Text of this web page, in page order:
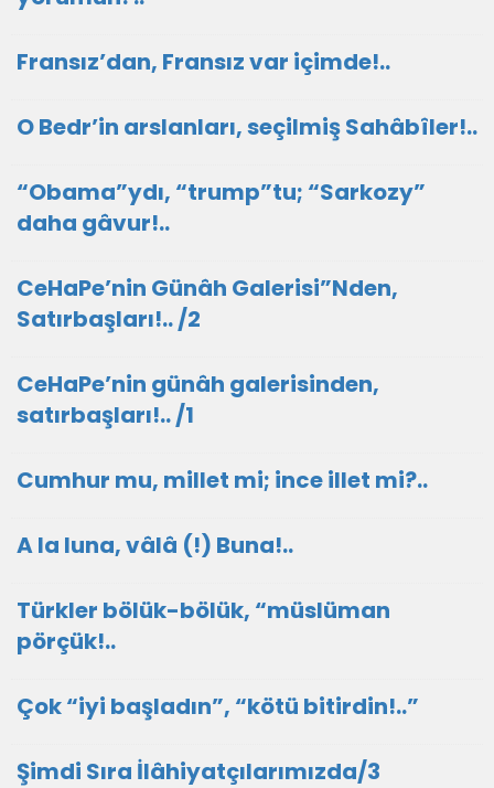
Fransız’dan, Fransız var içimde!..
O Bedr’in arslanları, seçilmiş Sahâbîler!..
“Obama”ydı, “trump”tu; “Sarkozy”
daha gâvur!..
CeHaPe’nin Günâh Galerisi”Nden,
Satırbaşları!.. /2
CeHaPe’nin günâh galerisinden,
satırbaşları!.. /1
Cumhur mu, millet mi; ince illet mi?..
A la luna, vâlâ (!) Buna!..
Türkler bölük-bölük, “müslüman
pörçük!..
Çok “iyi başladın”, “kötü bitirdin!..”
​Şimdi Sıra İlâhiyatçılarımızda/3